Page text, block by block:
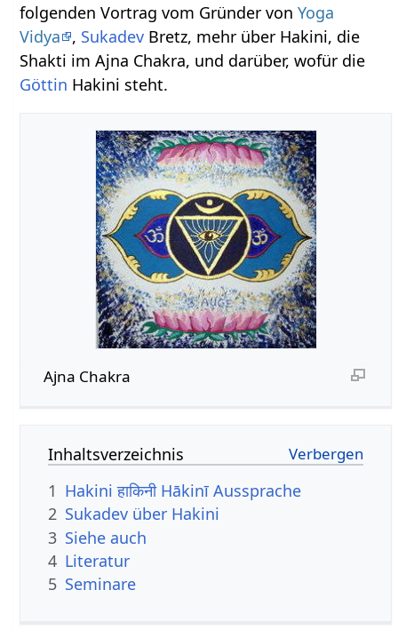
folgenden Vortrag vom Gründer vonYoga
Vidya
, Sukadev Bretz, mehr über Hakini, die
Shakti im Ajna Chakra, und darüber, wofür die
Göttin Hakini steht.
Ajna Chakra
Inhaltsverzeichnis
1 Hakini हाकिनी Hākinī Aussprache
2 Sukadev über Hakini
3 Siehe auch
4 Literatur
5 Seminare